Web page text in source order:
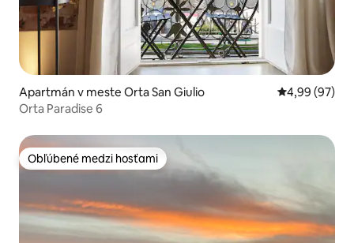
Apartmán v meste Orta San Giulio Priemerné
4,99 (97)
Orta Paradise 6
Obľúbené medzi hosťami
Obľúbené medzi hosťami